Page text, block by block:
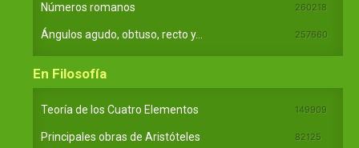
Números romanos 260218
Ángulos agudo, obtuso, recto y... 257660
En Filosofía
Teoría de los Cuatro Elementos 149909
Principales obras de Aristóteles 82125